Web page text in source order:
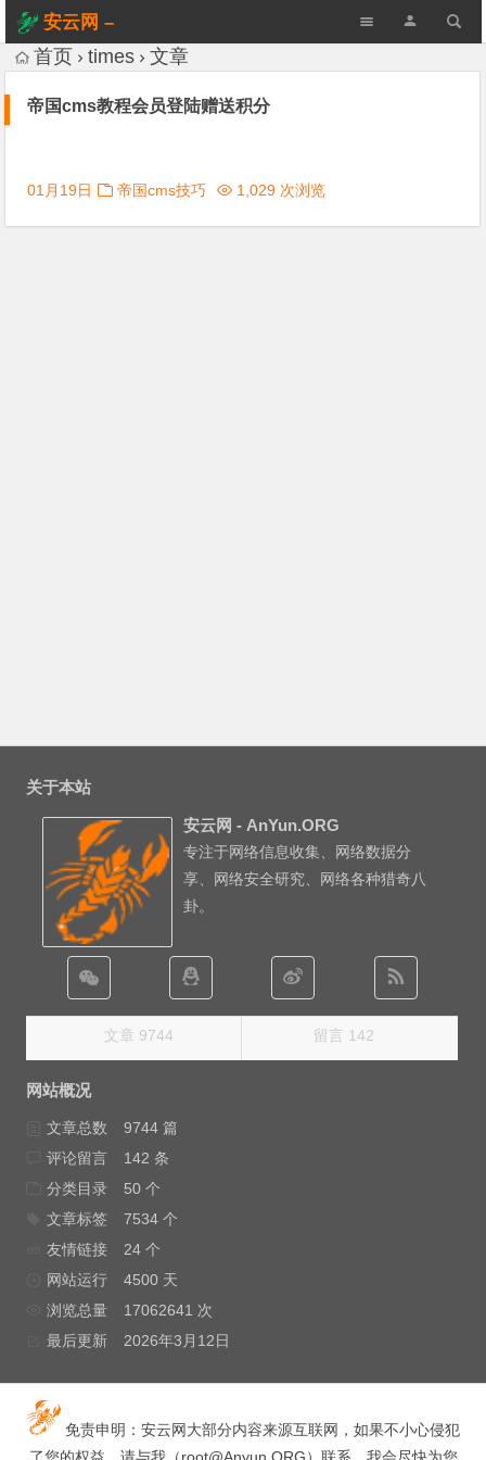
安云网 –
AnYun.ORG
首页 times 文章
帝国cms教程会员登陆赠送积分
01月19日 帝国cms技巧 1,029 次浏览
关于本站
安云网 - AnYun.ORG
专注于网络信息收集、网络数据分
享、网络安全研究、网络各种猎奇八
卦。
文章 9744 留言 142
网站概况
文章总数
9744 篇
评论留言
142 条
分类目录
50 个
文章标签
7534 个
友情链接
24 个
网站运行
4500 天
浏览总量
17062641 次
最后更新
2026年3月12日
免责申明：安云网大部分内容来源互联网，如果不小心侵犯